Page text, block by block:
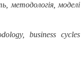
методологія, моделі
business cycles